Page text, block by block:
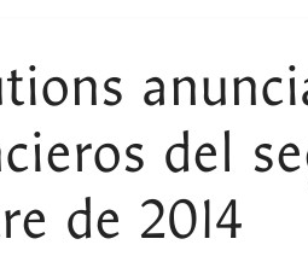
del
de 2014